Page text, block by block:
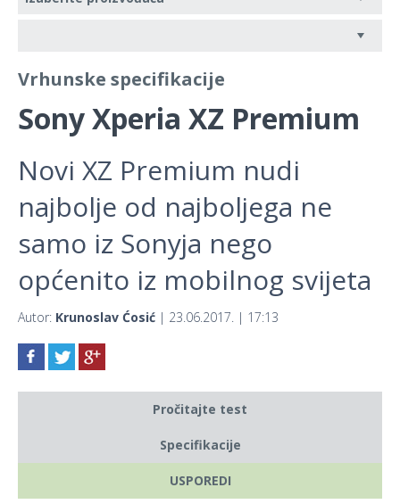
Vrhunske specifikacije
Sony Xperia XZ Premium
Novi XZ Premium nudi
najbolje od najboljega ne
samo iz Sonyja nego
općenito iz mobilnog svijeta
Autor: Krunoslav Ćosić | 23.06.2017. | 17:13
Pročitajte test
Specifikacije
USPOREDI